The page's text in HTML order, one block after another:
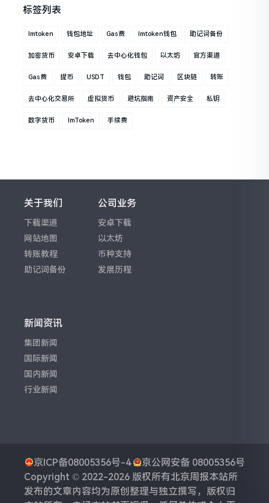
标签列表
Imtoken 钱包地址 Gas费 Imtoken钱包 助记词备份
加密货币 安卓下载 去中心化钱包 以太坊 官方渠道
Gas费 提币 USDT 钱包 助记词 区块链 转账
去中心化交易所 虚拟货币 避坑指南 资产安全 私钥
数字货币 ImToken 手续费
关于我们
下载渠道
网站地图
转账教程
助记词备份
公司业务
安卓下载
以太坊
币种支持
发展历程
新闻资讯
集团新闻
国际新闻
国内新闻
行业新闻
京ICP备08005356号-4
京公网安备 08005356号
Copyright © 2022-2026 版权所有北京周报本站所
发布的文章内容均为原创整理与独立撰写，版权归